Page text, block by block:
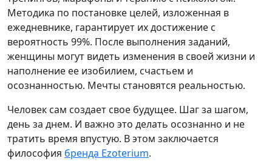
Методика по постановке целей, изложенная в
ежедневнике, гарантирует их достижение с
вероятность 99%. После выполнения заданий,
женщины могут видеть изменения в своей жизни и
наполнение ее изобилием, счастьем и
осознанностью. Мечты становятся реальностью.
Человек сам создает свое будущее. Шаг за шагом,
день за днем. И важно это делать осознанно и не
тратить время впустую. В этом заключается
философия бренда Ezoterium.